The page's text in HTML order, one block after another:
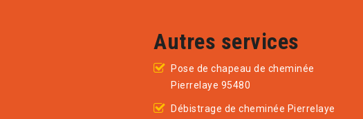
Autres services
Pose de chapeau de cheminée
Pierrelaye 95480
Débistrage de cheminée Pierrelaye